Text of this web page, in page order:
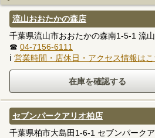
流山おおたかの森店
千葉県流山市おおたかの森南1-5-1 流
☎ 04-7156-6111
ℹ 営業時間・店休日・アクセス情報はこ
セブンパークアリオ柏店
千葉県柏市大島田1-6-1 セブンパーク